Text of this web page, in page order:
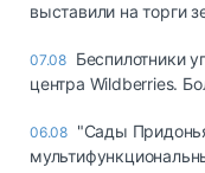
выставили на торги
07.08 Беспилотники
центра Wildberries.
06.08 "Сады